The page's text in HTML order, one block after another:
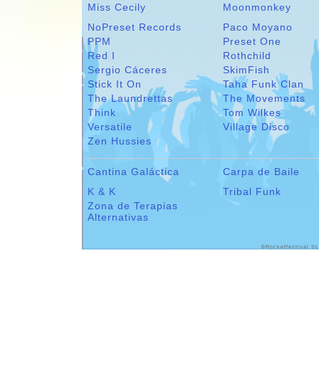
Miss Cecily
Moonmonkey
NoPreset Records
Paco Moyano
PPM
Preset One
Red I
Rothchild
Sergio Cáceres
SkimFish
Stick It On
Taha Funk Clan
The Laundrettas
The Movements
Think
Tom Wilkes
Versatile
Village Disco
Zen Hussies
Cantina Galáctica
Carpa de Baile
K & K
Tribal Funk
Zona de Terapias
Alternativas
©Rocketfestival